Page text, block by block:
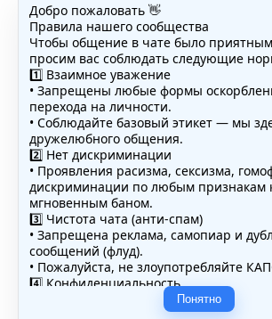
Добро пожаловать 👋
Правила нашего сообщества
Чтобы общение в чате было приятным
просим вас соблюдать следующие
1️⃣ Взаимное уважение
• Запрещены любые формы
перехода на личности.
• Соблюдайте базовый этикет — мы
дружелюбного общения.
2️⃣ Нет дискриминации
• Проявления расизма, сексизма,
дискриминации по любым признакам
мгновенным баном.
3️⃣ Чистота чата (анти-спам)
• Запрещена реклама, самопиар и
сообщений (флуд).
• Пожалуйста, не злоупотребляйте
4️⃣ Конфиденциальность
• Не публикуйте личные данные —
(телефоны, адреса, документы).
Понятно